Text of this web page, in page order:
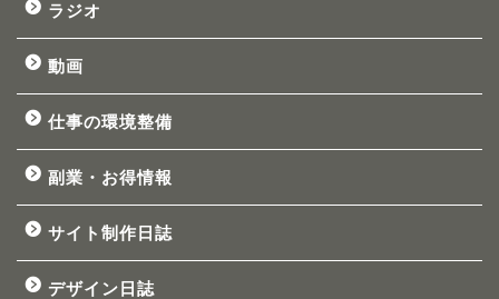
ラジオ
動画
仕事の環境整備
副業・お得情報
サイト制作日誌
デザイン日誌